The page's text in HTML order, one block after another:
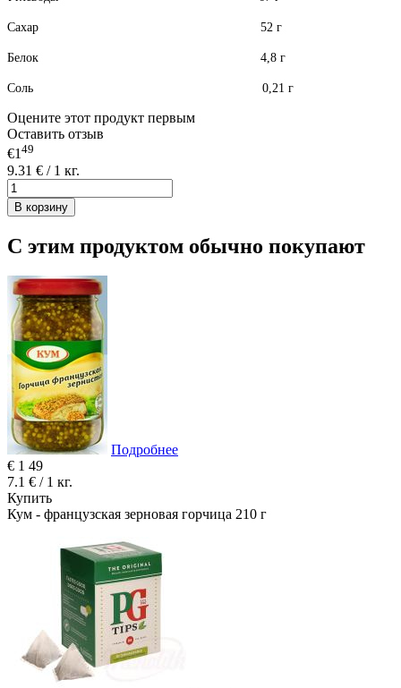
Сахар 52 г
Белок 4,8 г
Соль 0,21 г
Оцените этот продукт первым
Оставить отзыв
€149
9.31 € / 1 кг.
В корзину
С этим продуктом обычно покупают
Подробнее
€ 1 49
7.1 € / 1 кг.
Купить
Кум - французская зерновая горчица 210 г